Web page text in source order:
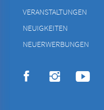
VERANSTALTUNGEN
NEUIGKEITEN
NEUERWERBUNGEN